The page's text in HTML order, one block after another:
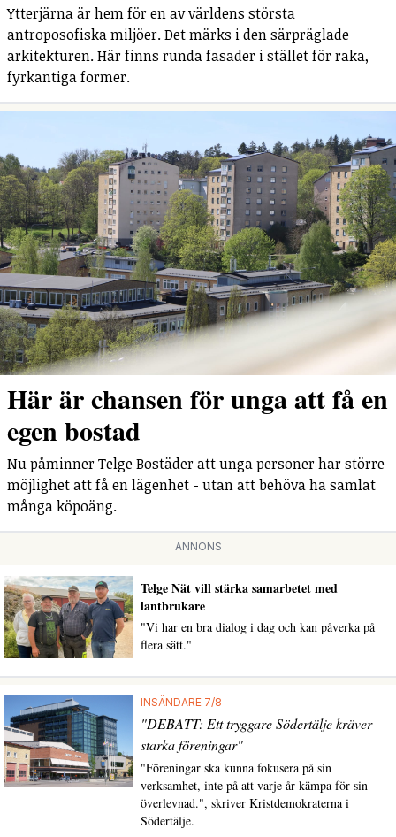
Ytterjärna är hem för en av världens största
antroposofiska miljöer. Det märks i den särpräglade
arkitekturen. Här finns runda fasader i stället för raka,
fyrkantiga former.
Här är chansen för unga att få en
egen bostad
Nu påminner Telge Bostäder att unga personer har större
möjlighet att få en lägenhet - utan att behöva ha samlat
många köpoäng.
ANNONS
Telge Nät vill stärka samarbetet med
lantbrukare
"Vi har en bra dialog i dag och kan påverka på
flera sätt."
INSÄNDARE 7/8
"DEBATT: Ett tryggare Södertälje kräver
starka föreningar"
"Föreningar ska kunna fokusera på sin
verksamhet, inte på att varje år kämpa för sin
överlevnad.", skriver Kristdemokraterna i
Södertälje.